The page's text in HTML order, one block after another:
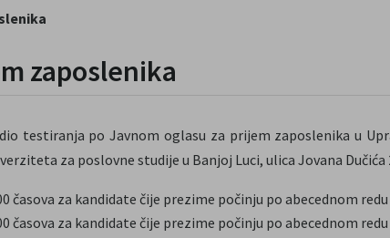
zaposlenika
testiranja po Javnom oglasu za prijem zaposlenika u
za poslovne studije u Banjoj Luci, ulica Jovana
časova za kandidate čije prezime počinju po abecednom
časova za kandidate čije prezime počinju po abecednom